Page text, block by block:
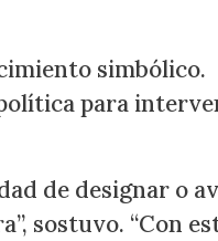
simbólico.
para
de designar o
sostuvo. “Con